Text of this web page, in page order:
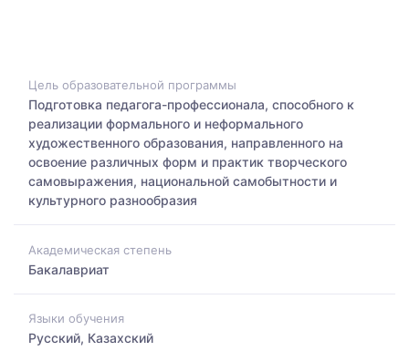
Цель образовательной программы
Подготовка педагога-профессионала, способного к
реализации формального и неформального
художественного образования, направленного на
освоение различных форм и практик творческого
самовыражения, национальной самобытности и
культурного разнообразия
Академическая степень
Бакалавриат
Языки обучения
Русский, Казахский